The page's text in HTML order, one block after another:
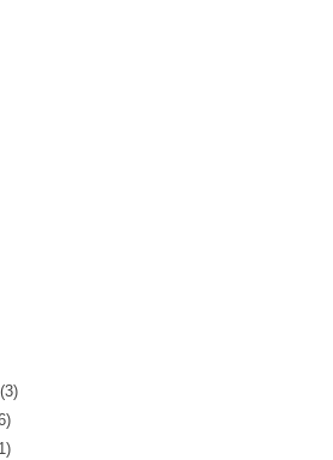
(3)